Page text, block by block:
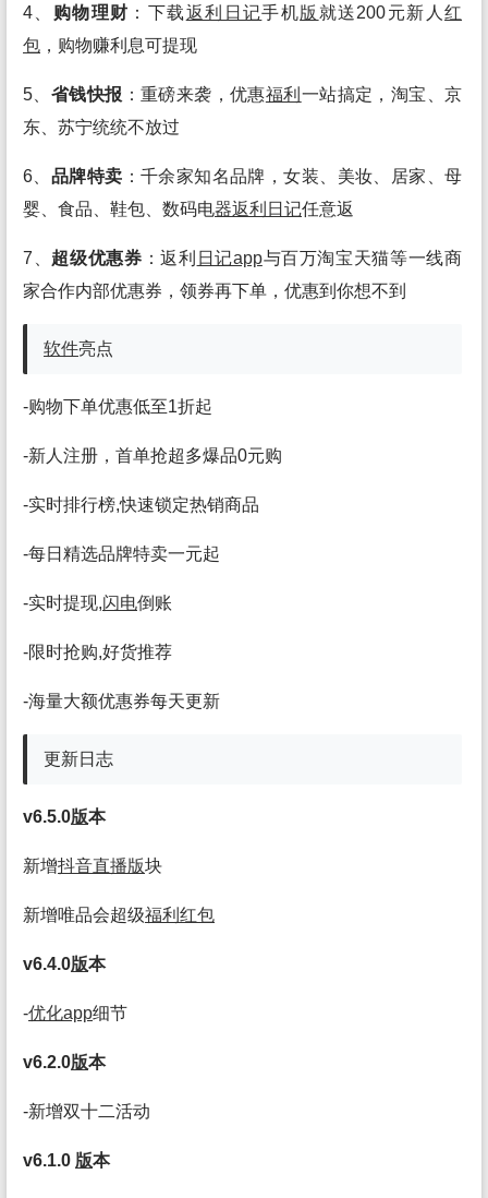
4、 购物理财 ：下载返利日记手机版 就送200元新人红
包 ，购物赚利息可提现
5、 省钱快报 ：重磅来袭，优惠福利 一站搞定，淘宝、京
东、苏宁统统不放过
6、 品牌特卖 ：千余家知名品牌，女装、美妆、居家、母
婴、食品、鞋包、数码电器返利日记任意返
7、 超级优惠券 ：返利 日记app与百万淘宝天猫等一线商
家合作内部优惠券，领券再下单，优惠到你想不到
软件亮点
-购物下单优惠低至1折起
-新人注册，首单抢超多爆品0元购
-实时排行榜,快速锁定热销商品
-每日精选品牌特卖一元起
-实时提现,闪电倒账
-限时抢购,好货推荐
-海量大额优惠券每天更新
更新日志
v6.5.0版本
新增抖音直播版块
新增唯品会超级福利 红包
v6.4.0版本
-优化app细节
v6.2.0版本
-新增双十二活动
v6.1.0 版本